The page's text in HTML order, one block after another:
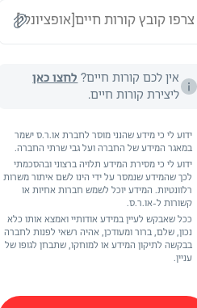
צרפו קובץ קורות חיים[אופציונלי]
אין לכם קורות חיים? לחצו כאן
ליצירת קורות חיים.
ידוע לי כי מידע שהנני מוסר לחברת או.ר.ס ישמר
במאגר המידע של החברה ועל גבי שרתי החברה.
ידוע לי כי מסירת המידע תלויה ברצוני ובהסכמתי
לכך שהמידע שנמסר על ידי הינו לשם איתור משרות
רלוונטיות. המידע יוכל לשמש חברות אחיות או
קשורות ל-או.ר.ס.
ככל שאבקש לעיין במידע אודותיי ואמצא אותו כלא
נכון, שלם, ברור ומעודכן, אהיה רשאי לפנות לחברה
בבקשה לתיקון המידע או למוחקו, שתבחן לגופו של
עניין.